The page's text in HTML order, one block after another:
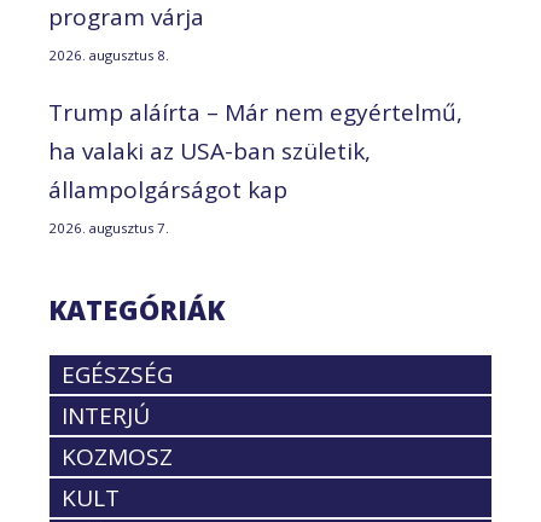
program várja
2026. augusztus 8.
Trump aláírta – Már nem egyértelmű,
ha valaki az USA-ban születik,
állampolgárságot kap
2026. augusztus 7.
KATEGÓRIÁK
EGÉSZSÉG
INTERJÚ
KOZMOSZ
KULT